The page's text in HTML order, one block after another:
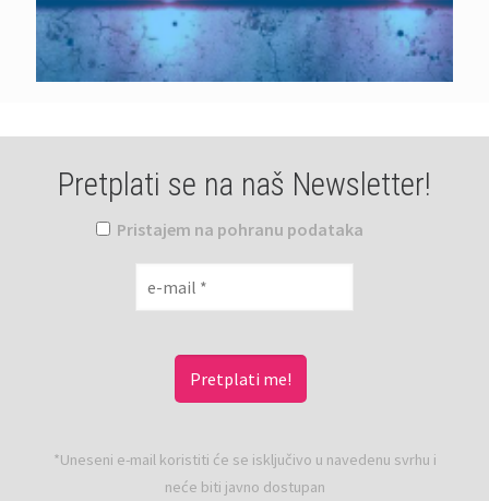
Pretplati se na naš Newsletter!
Pristajem na pohranu podataka
*Uneseni e-mail koristiti će se isključivo u navedenu svrhu i
neće biti javno dostupan